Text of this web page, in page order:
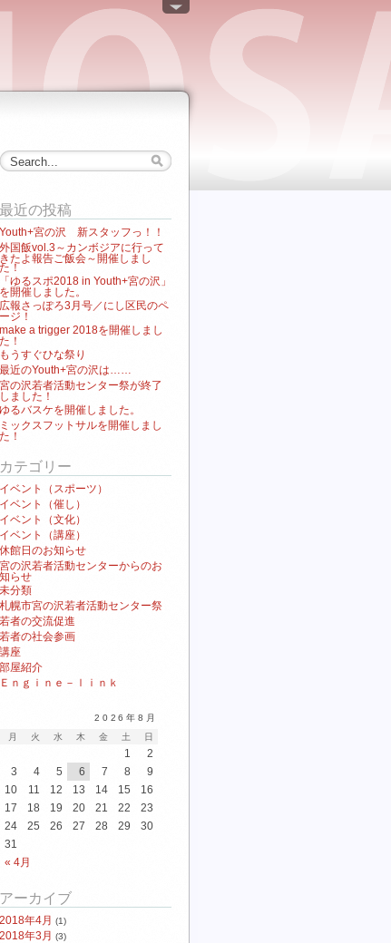
最近の投稿
Youth+宮の沢 新スタッフっ！！
外国飯vol.3～カンボジアに行って
きたよ報告ご飯会～開催しまし
た！
「ゆるスポ2018 in Youth+宮の沢」
を開催しました。
広報さっぽろ3月号／にし区民のペ
ージ！
make a trigger 2018を開催しまし
た！
もうすぐひな祭り
最近のYouth+宮の沢は……
宮の沢若者活動センター祭が終了
しました！
ゆるバスケを開催しました。
ミックスフットサルを開催しまし
た！
カテゴリー
イベント（スポーツ）
イベント（催し）
イベント（文化）
イベント（講座）
休館日のお知らせ
宮の沢若者活動センターからのお
知らせ
未分類
札幌市宮の沢若者活動センター祭
若者の交流促進
若者の社会参画
講座
部屋紹介
Ｅｎｇｉｎｅ－ｌｉｎｋ
2026年8月
月
火 水 木 金 土 日
« 4月
1
2
3
4 5 6 7 8
9
10
11 12 13 14 15
16
17
18 19 20 21 22
23
24
25 26 27 28 29
30
31
アーカイブ
2018年4月 (1)
2018年3月 (3)